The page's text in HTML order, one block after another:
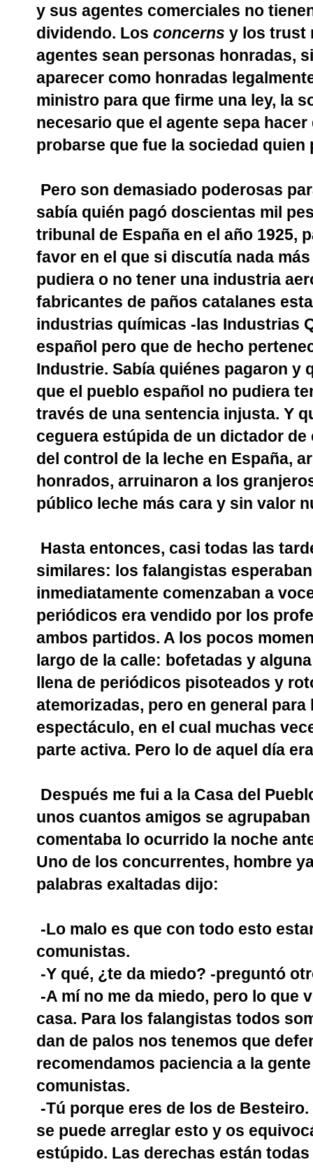
y sus agentes comerciales no
dividendo. Los concerns y los trust
agentes sean personas honradas,
aparecer como honradas
ministro para que firme una ley, la
necesario que el agente sepa
probarse que fue la sociedad quien
Pero son demasiado poderosas
sabía quién pagó doscientas mil
tribunal de España en el año 1925,
favor en el que si discutía nada
pudiera o no tener una industria
fabricantes de paños catalanes
industrias químicas -las Industrias
español pero que de hecho
Industrie. Sabía quiénes pagaron y
que el pueblo español no pudiera
través de una sentencia injusta. Y
ceguera estúpida de un dictador
del control de la leche en España,
honrados, arruinaron a los
público leche más cara y sin valor
Hasta entonces, casi todas las
similares: los falangistas
inmediatamente comenzaban a
periódicos era vendido por los
ambos partidos. A los pocos
largo de la calle: bofetadas y
llena de periódicos pisoteados y
atemorizadas, pero en general
espectáculo, en el cual muchas
parte activa. Pero lo de aquel día
Después me fui a la Casa del
unos cuantos amigos se
comentaba lo ocurrido la noche
Uno de los concurrentes, hombre
palabras exaltadas dijo:
-Lo malo es que con todo esto
comunistas.
-Y qué, ¿te da miedo? -preguntó
-A mí no me da miedo, pero lo que
casa. Para los falangistas todos
dan de palos nos tenemos que
recomendamos paciencia a la
comunistas.
-Tú porque eres de los de
se puede arreglar esto y os
estúpido. Las derechas están